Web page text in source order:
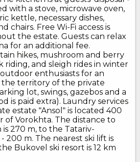
with a stove, microwave oven,
kettle, necessary dishes,
chairs. Free Wi-Fi access is
the estate. Guests can relax
for an additional fee.
hikes, mushroom and berry
riding, and sleigh rides in winter
enthusiasts for an
the territory of the private
lot, swings, gazebos and a
is paid extra). Laundry services
estate "Ansol" is located 400
of Vorokhta. The distance to
270 m, to the Tatariv-
200 m. The nearest ski lift is
Bukovel ski resort is 12 km